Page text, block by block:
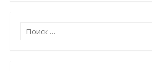
Поиск: